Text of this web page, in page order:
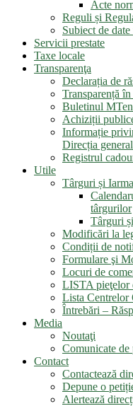
Acte
Reguli și
Subiect de
Servicii prestate
Taxe locale
Transparenţa
Declarația de
Transparență
Buletinul
Achiziții
Informație
Direcția
Registrul
Utile
Târguri și
târgurilor
Târguri
Modificări la
Condiții de
Formulare şi
Locuri de
LISTA pieţelor
Lista Centrelor
Întrebări –
Media
Noutaţi
Comunicate de
Contact
Contactează
Depune o
Alertează